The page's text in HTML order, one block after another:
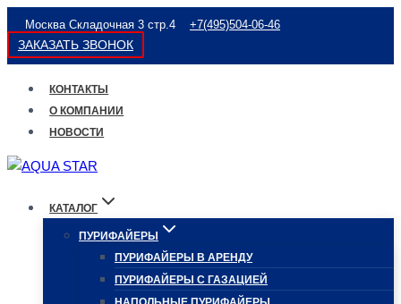
Перейти
к
содержимому
Москва Складочная 3 стр.4 +7(495)504-06-46
ЗАКАЗАТЬ ЗВОНОК
КОНТАКТЫ
О КОМПАНИИ
НОВОСТИ
КАТАЛОГ
ПУРИФАЙЕРЫ
ПУРИФАЙЕРЫ В АРЕНДУ
ПУРИФАЙЕРЫ С ГАЗАЦИЕЙ